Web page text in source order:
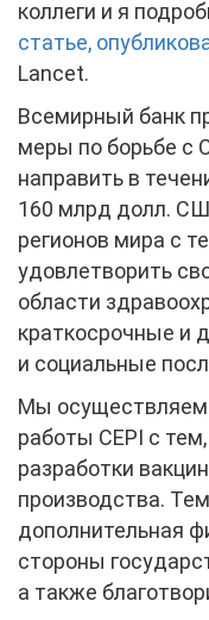
коллеги и я
статье,
Lancet.
Всемирный банк
меры по борьбе с
направить в
160 млрд долл.
регионов мира с
удовлетворить
области
краткосрочные и
и социальные
Мы осуществляем
работы CEPI с
разработки
производства.
дополнительная
стороны
а также